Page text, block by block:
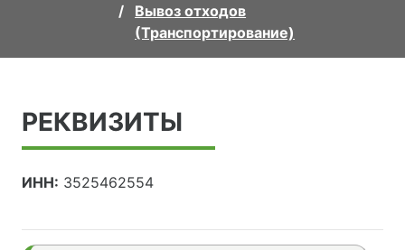
Вывоз отходов
(Транспортирование)
РЕКВИЗИТЫ
ИНН: 3525462554